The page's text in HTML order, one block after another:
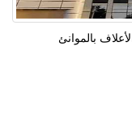
بالموانئ